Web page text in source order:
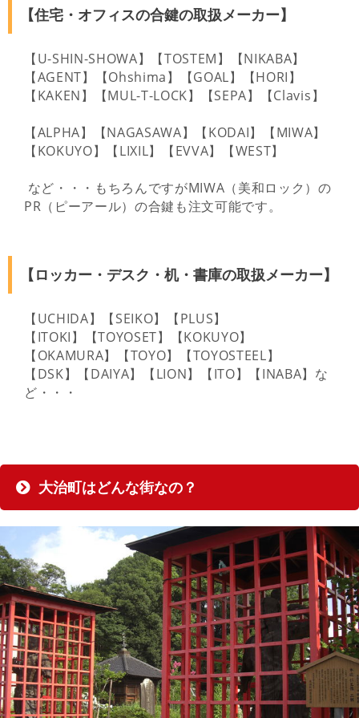
【住宅・オフィスの合鍵の取扱メーカー】
【U-SHIN-SHOWA】【TOSTEM】【NIKABA】
【AGENT】【Ohshima】【GOAL】【HORI】
【KAKEN】【MUL-T-LOCK】【SEPA】【Clavis】
【ALPHA】【NAGASAWA】【KODAI】【MIWA】
【KOKUYO】【LIXIL】【EVVA】【WEST】
など・・・もちろんですがMIWA（美和ロック）の
PR（ピーアール）の合鍵も注文可能です。
【ロッカー・デスク・机・書庫の取扱メーカー】
【UCHIDA】【SEIKO】【PLUS】
【ITOKI】【TOYOSET】【KOKUYO】
【OKAMURA】【TOYO】【TOYOSTEEL】
【DSK】【DAIYA】【LION】【ITO】【INABA】な
ど・・・
大治町はどんな街なの？